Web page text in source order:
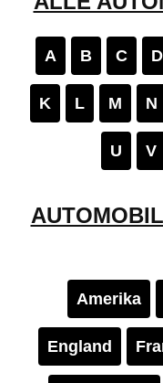
A B C D
K L M N
U V
Amerika
England